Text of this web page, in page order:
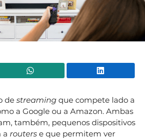
WhatsApp
de streaming que compete lado a
a Google ou a Amazon. Ambas
também, pequenos dispositivos
a routers e que permitem ver